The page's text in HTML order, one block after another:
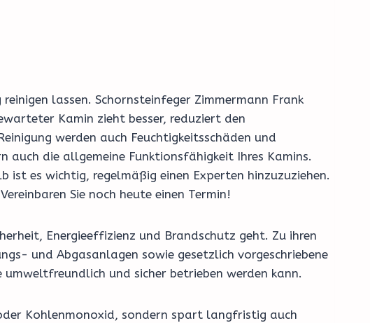
lassen. Schornsteinfeger Zimmermann Frank
Kamin zieht besser, reduziert den
werden auch Feuchtigkeitsschäden und
die allgemeine Funktionsfähigkeit Ihres Kamins.
es wichtig, regelmäßig einen Experten hinzuzuziehen.
Sie noch heute einen Termin!
Energieeffizienz und Brandschutz geht. Zu ihren
und Abgasanlagen sowie gesetzlich vorgeschriebene
und sicher betrieben werden kann.
Kohlenmonoxid, sondern spart langfristig auch